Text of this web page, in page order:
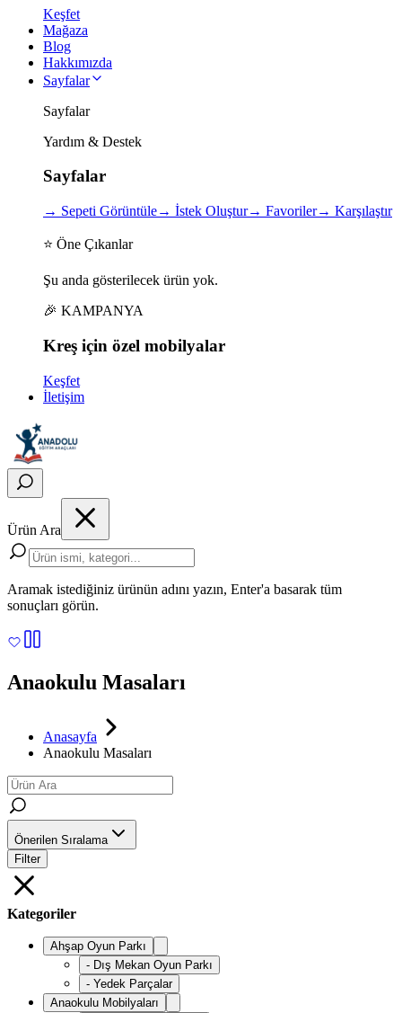
Keşfet
Mağaza
Blog
Hakkımızda
Sayfalar
Sayfalar
Yardım & Destek
Sayfalar
→ Sepeti Görüntüle→ İstek Oluştur→ Favoriler→ Karşılaştır
⭐ Öne Çıkanlar
Şu anda gösterilecek ürün yok.
🎉 KAMPANYA
Kreş için özel mobilyalar
Keşfet
İletişim
Ürün Ara
Aramak istediğiniz ürünün adını yazın, Enter'a basarak tüm
sonuçları görün.
Anaokulu Masaları
Anasayfa
Anaokulu Masaları
Önerilen Sıralama
Filter
Kategoriler
Ahşap Oyun Parkı
- Dış Mekan Oyun Parkı
- Yedek Parçalar
Anaokulu Mobilyaları